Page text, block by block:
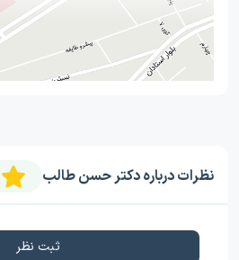
نظرات درباره دکتر حسن طالب
ثبت نظر